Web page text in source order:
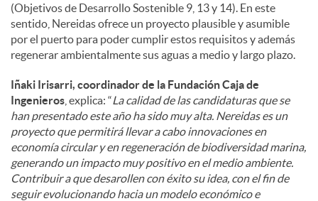
(Objetivos de Desarrollo Sostenible 9, 13 y 14). En este
sentido, Nereidas ofrece un proyecto plausible y asumible
por el puerto para poder cumplir estos requisitos y además
regenerar ambientalmente sus aguas a medio y largo plazo.
Iñaki Irisarri, coordinador de la Fundación Caja de
Ingenieros , explica: “La calidad de las candidaturas que se
han presentado este año ha sido muy alta. Nereidas es un
proyecto que permitirá llevar a cabo innovaciones en
economía circular y en regeneración de biodiversidad marina,
generando un impacto muy positivo en el medio ambiente.
Contribuir a que desarollen con éxito su idea, con el fin de
seguir evolucionando hacia un modelo económico e